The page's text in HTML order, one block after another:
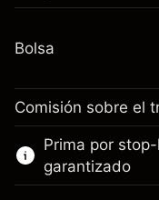
posición
Tamaño de la
~$20,000.00
Ir a la
Ajuste de
Tamaño de la
~$20,000.00
Dinero del
Bolsa
Comisión sobre el
Prima por
garantizado